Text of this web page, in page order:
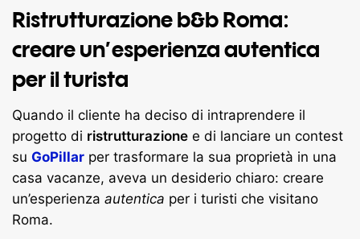
Ristrutturazione b&b Roma:
creare un’esperienza autentica
per il turista
Quando il cliente ha deciso di intraprendere il
progetto di ristrutturazione e di lanciare un contest
su GoPillar per trasformare la sua proprietà in una
casa vacanze, aveva un desiderio chiaro: creare
un’esperienza autentica per i turisti che visitano
Roma.